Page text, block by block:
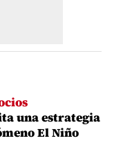
una estrategia
El Niño